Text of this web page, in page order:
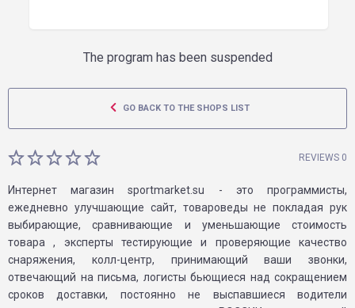
The program has been suspended
GO BACK TO THE SHOPS LIST
REVIEWS 0
Интернет магазин sportmarket.su - это программисты,
ежедневно улучшающие сайт, товароведы не покладая рук
выбирающие, сравнивающие и уменьшающие стоимость
товара , эксперты тестирующие и проверяющие качество
снаряжения, колл-центр, принимающий ваши звонки,
отвечающий на письма, логисты бьющиеся над сокращением
сроков доставки, постоянно не выспавшиеся водители